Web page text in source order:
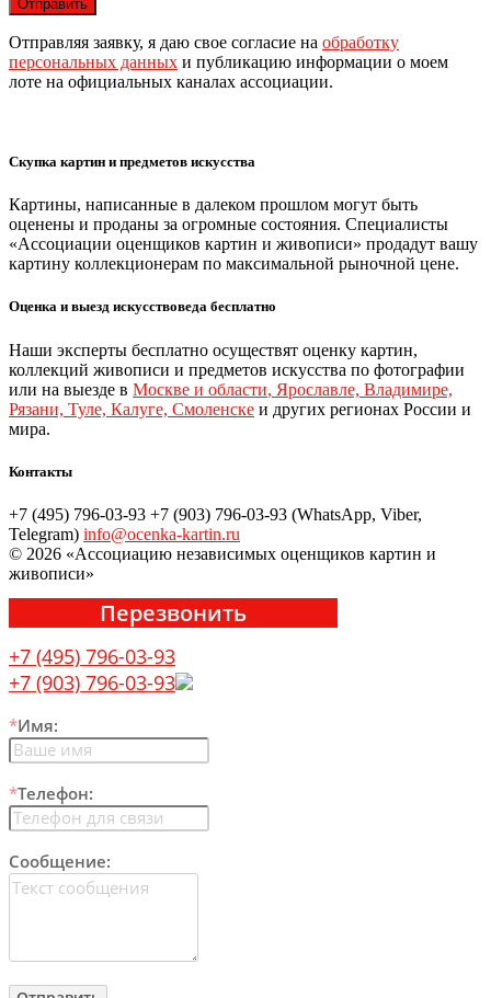
Отправляя заявку, я даю свое согласие на обработку
персональных данных и публикацию информации о моем
лоте на официальных каналах ассоциации.
Скупка картин и предметов искусства
Картины, написанные в далеком прошлом могут быть
оценены и проданы за огромные состояния. Специалисты
«Ассоциации оценщиков картин и живописи» продадут вашу
картину коллекционерам по максимальной рыночной цене.
Оценка и выезд искусствоведа бесплатно
Наши эксперты бесплатно осуществят оценку картин,
коллекций живописи и предметов искусства по фотографии
или на выезде в Москве и области, Ярославле, Владимире,
Рязани, Туле, Калуге, Смоленске и других регионах России и
мира.
Контакты
+7 (495) 796-03-93 +7 (903) 796-03-93 (WhatsApp, Viber,
Telegram) info@ocenka-kartin.ru
© 2026 «Ассоциацию независимых оценщиков картин и
живописи»
Перезвонить
+7 (495) 796-03-93
+7 (903) 796-03-93
*Имя:
*Телефон:
Сообщение: